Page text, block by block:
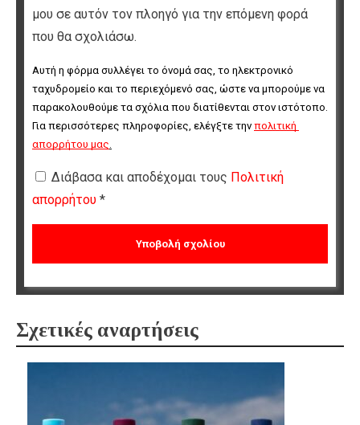
μου σε αυτόν τον πλοηγό για την επόμενη φορά
που θα σχολιάσω.
Αυτή η φόρμα συλλέγει το όνομά σας, το ηλεκτρονικό
ταχυδρομείο και το περιεχόμενό σας, ώστε να μπορούμε να
παρακολουθούμε τα σχόλια που διατίθενται στον ιστότοπο.
Για περισσότερες πληροφορίες, ελέγξτε την πολιτική
απορρήτου μας
Διάβασα και αποδέχομαι τους Πολιτική
απορρήτου *
Σχετικές αναρτήσεις